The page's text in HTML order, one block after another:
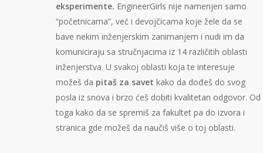
eksperimente. EngineerGirls nije namenjen samo
“početnicama”, već i devojčicama koje žele da se
bave nekim inženjerskim zanimanjem i nudi im da
komuniciraju sa stručnjacima iz 14 različitih oblasti
inženjerstva. U svakoj oblasti koja te interesuje
možeš da pitaš za savet kako da dođeš do svog
posla iz snova i brzo ćeš dobiti kvalitetan odgovor. Od
toga kako da se spremiš za fakultet pa do izvora i
stranica gde možeš da naučiš više o toj oblasti.